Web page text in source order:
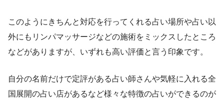
このようにきちんと対応を行ってくれる占い場所や占い以
外にもリンパマッサージなどの施術をミックスしたところ
などがありますが、いずれも高い評価と言う印象です。
自分の名前だけで定評がある占い師さんや気軽に入れる全
国展開の占い店があるなど様々な特徴の占いができるのが